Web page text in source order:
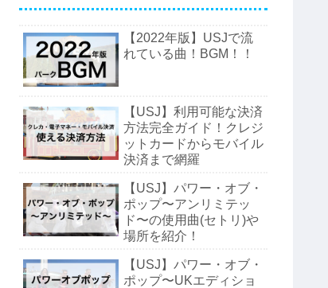
【2022年版】USJで流
れている曲！BGM！！
【USJ】利用可能な決済
方法完全ガイド！クレジ
ットカードからモバイル
決済まで網羅
【USJ】パワー・オブ・
ポップ〜アンリミテッ
ド〜の使用曲(セトリ)や
場所を紹介！
【USJ】パワー・オブ・
ポップ〜UKエディショ